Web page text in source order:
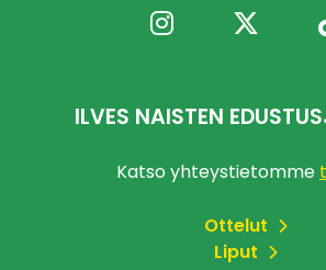
ILVES NAISTEN
Katso yhteystietomme
Ottelut
Liput